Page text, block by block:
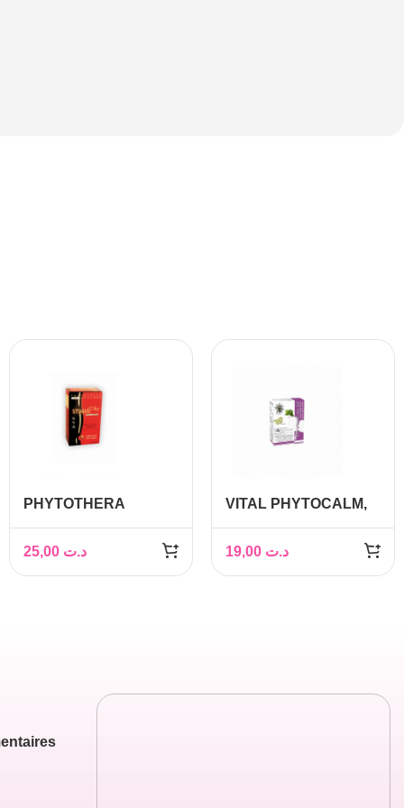
PHYTOTHERA
gélules
د.ت
VITAL PHYTOCALM,
د.ت